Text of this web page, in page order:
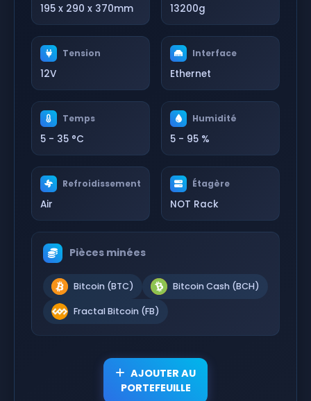
195 x 290 x 370mm 13200g
Tension
12V
Interface
Ethernet
Temps
5 - 35 °C
Humidité
5 - 95 %
Refroidissement
Air
Étagère
NOT Rack
Pièces minées
Bitcoin (BTC) Bitcoin Cash (BCH)
Fractal Bitcoin (FB)
AJOUTER AU
PORTEFEUILLE